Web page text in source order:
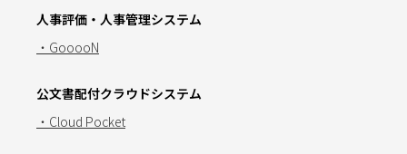
人事評価・人事管理システム
・GooooN
公文書配付クラウドシステム
・Cloud Pocket